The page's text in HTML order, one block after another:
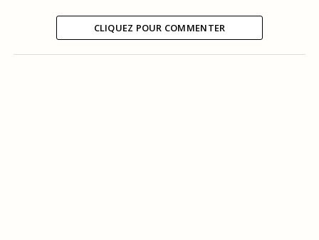
CLIQUEZ POUR COMMENTER